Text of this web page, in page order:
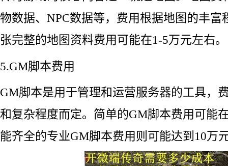
物数据、NPC数据等，费用根据地图的丰富
张完整的地图资料费用可能在1-5万元左右。
5.GM脚本费用
GM脚本是用于管理和运营服务器的工具，
和复杂程度而定。简单的GM脚本费用可能
能齐全的专业GM脚本费用则可能达到10万